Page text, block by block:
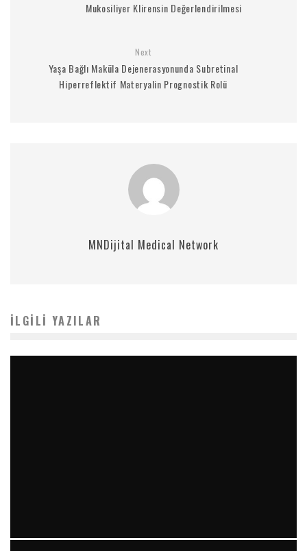
Mukosiliyer Klirensin Değerlendirilmesi
Next
Yaşa Bağlı Maküla Dejenerasyonunda Subretinal
Hiperreflektif Materyalin Prognostik Rolü
MNDijital Medical Network
İLGILI YAZILAR